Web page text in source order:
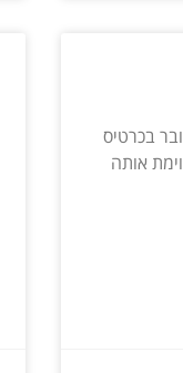
בכרטיס
אותה